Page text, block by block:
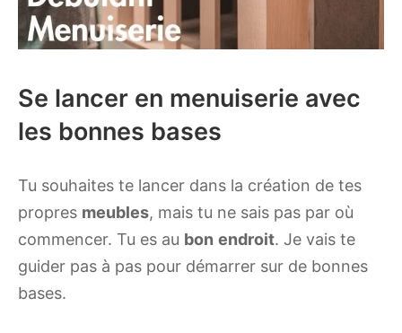
Se lancer en menuiserie avec
les bonnes bases
Tu souhaites te lancer dans la création de tes
propres meubles, mais tu ne sais pas par où
commencer. Tu es au bon endroit. Je vais te
guider pas à pas pour démarrer sur de bonnes
bases.